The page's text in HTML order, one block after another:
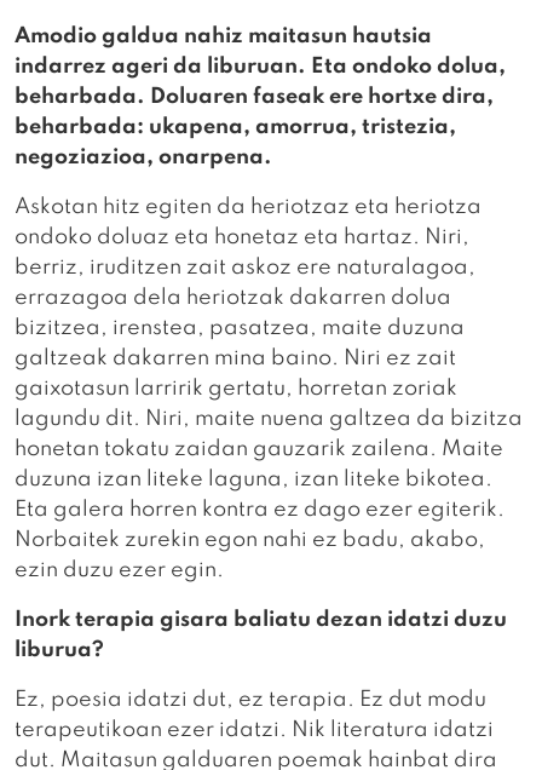
Amodio galdua nahiz maitasun hautsia
indarrez ageri da liburuan. Eta ondoko dolua,
beharbada. Doluaren faseak ere hortxe dira,
beharbada: ukapena, amorrua, tristezia,
negoziazioa, onarpena.
Askotan hitz egiten da heriotzaz eta heriotza
ondoko doluaz eta honetaz eta hartaz. Niri,
berriz, iruditzen zait askoz ere naturalagoa,
errazagoa dela heriotzak dakarren dolua
bizitzea, irenstea, pasatzea, maite duzuna
galtzeak dakarren mina baino. Niri ez zait
gaixotasun larririk gertatu, horretan zoriak
lagundu dit. Niri, maite nuena galtzea da bizitza
honetan tokatu zaidan gauzarik zailena. Maite
duzuna izan liteke laguna, izan liteke bikotea.
Eta galera horren kontra ez dago ezer egiterik.
Norbaitek zurekin egon nahi ez badu, akabo,
ezin duzu ezer egin.
Inork terapia gisara baliatu dezan idatzi duzu
liburua?
Ez, poesia idatzi dut, ez terapia. Ez dut modu
terapeutikoan ezer idatzi. Nik literatura idatzi
dut. Maitasun galduaren poemak hainbat dira